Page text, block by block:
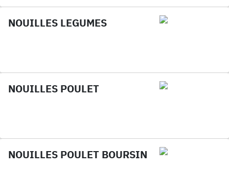
NOUILLES LEGUMES
NOUILLES POULET
NOUILLES POULET BOURSIN